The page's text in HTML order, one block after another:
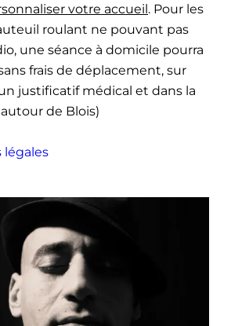
votre accueil. Pour les
roulant ne pouvant pas
une séance à domicile pourra
frais de déplacement, sur
justificatif médical et dans la
de Blois)
légales